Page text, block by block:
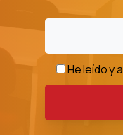
He leído y